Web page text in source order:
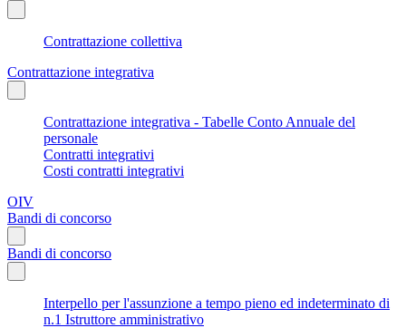
Contrattazione collettiva
Contrattazione integrativa
Contrattazione integrativa - Tabelle Conto Annuale del
personale
Contratti integrativi
Costi contratti integrativi
OIV
Bandi di concorso
Bandi di concorso
Interpello per l'assunzione a tempo pieno ed indeterminato di
n.1 Istruttore amministrativo